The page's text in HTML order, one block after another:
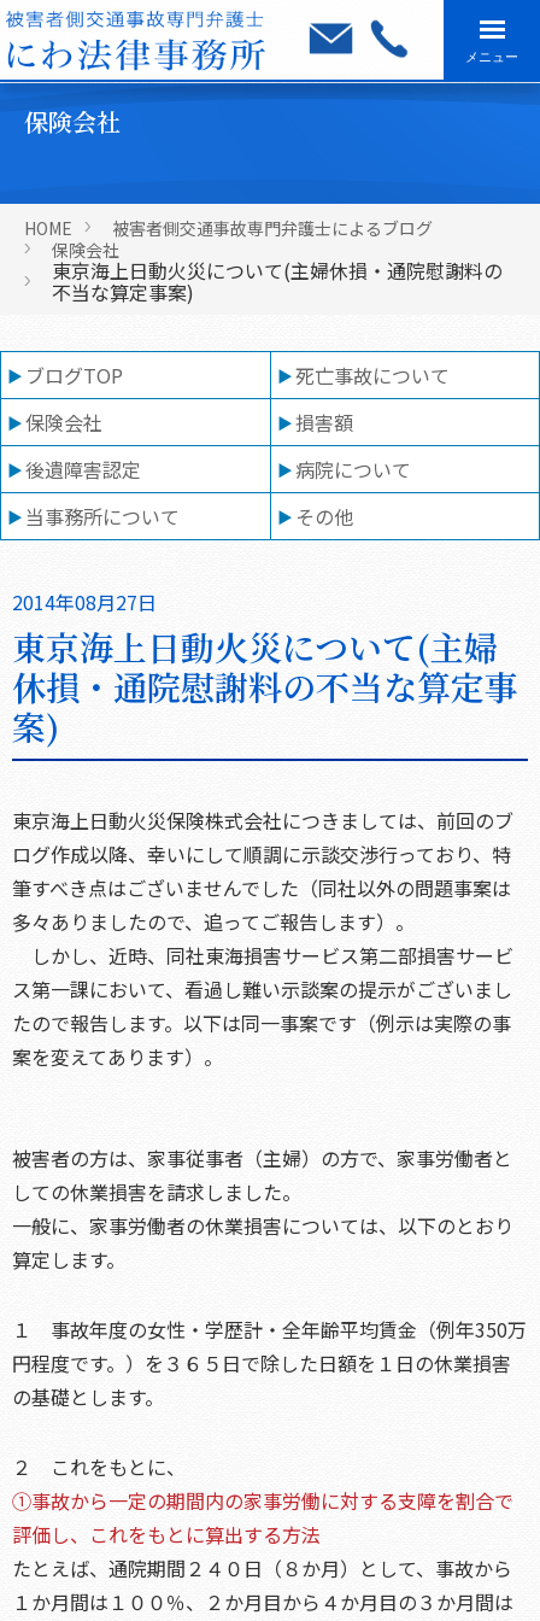
メニュー
保険会社
HOME
被害者側交通事故専門弁護士によるブログ
保険会社
東京海上日動火災について(主婦休損・通院慰謝料の
不当な算定事案)
ブログTOP
死亡事故について
保険会社
損害額
後遺障害認定
病院について
当事務所について
その他
2014年08月27日
東京海上日動火災について(主婦
休損・通院慰謝料の不当な算定事
案)
東京海上日動火災保険株式会社につきましては、前回のブ
ログ作成以降、幸いにして順調に示談交渉行っており、特
筆すべき点はございませんでした（同社以外の問題事案は
多々ありましたので、追ってご報告します）。
しかし、近時、同社東海損害サービス第二部損害サービ
ス第一課において、看過し難い示談案の提示がございまし
たので報告します。以下は同一事案です（例示は実際の事
案を変えてあります）。
被害者の方は、家事従事者（主婦）の方で、家事労働者と
しての休業損害を請求しました。
一般に、家事労働者の休業損害については、以下のとおり
算定します。
１ 事故年度の女性・学歴計・全年齢平均賃金（例年350万
円程度です。）を３６５日で除した日額を１日の休業損害
の基礎とします。
２ これをもとに、
①事故から一定の期間内の家事労働に対する支障を割合で
評価し、これをもとに算出する方法
たとえば、通院期間２４０日（８か月）として、事故から
１か月間は１００％、２か月目から４か月目の３か月間は